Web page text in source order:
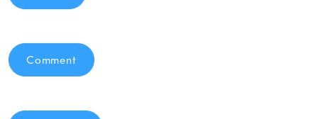
Comment